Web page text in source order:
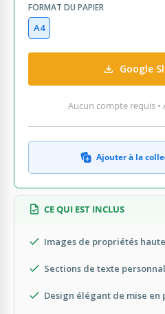
FORMAT DU PAPIER
A4
Google
Aucun compte requis
Ajouter à la
CE QUI EST INCLUS
Images de propriétés
Sections de texte
Design élégant de mise en